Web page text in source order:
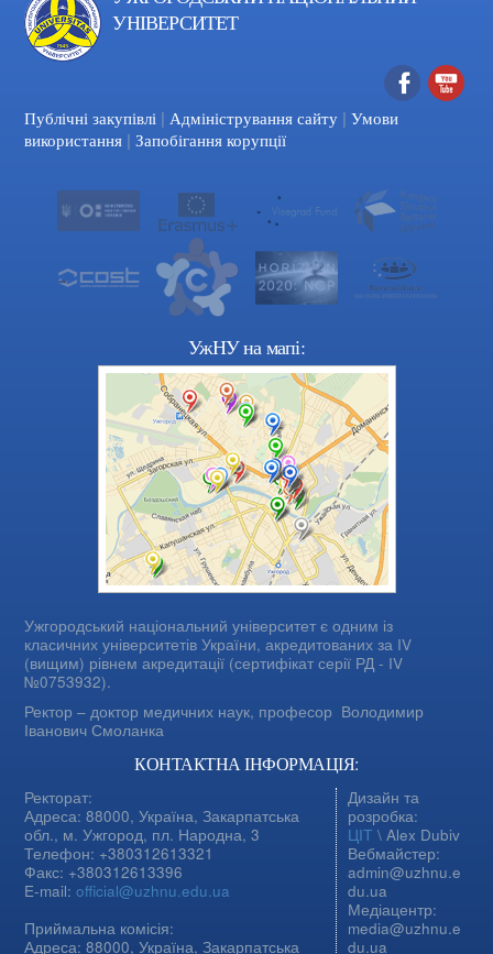
УНІВЕРСИТЕТ
Facebook
Публічні закупівлі | Адміністрування сайту | Умови
використання | Запобігання корупції
УжНУ на мапі:
Ужгородський національний університет є одним із
класичних університетів України, акредитованих за IV
(вищим) рівнем акредитації (сертифікат серії РД - IV
№0753932).
Ректор – доктор медичних наук, професор Володимир
Іванович Смоланка
КОНТАКТНА ІНФОРМАЦІЯ:
Ректорат:
Адреса: 88000, Україна, Закарпатська
обл., м. Ужгород, пл. Народна, 3
Телефон: +380312613321
Факс: +380312613396
E-mail:official@uzhnu.edu.ua
Приймальна комісія:
Адреса: 88000, Україна, Закарпатська
Дизайн та
розробка:
ЦІТ \ Alex Dubiv
Вебмайстер:
admin@uzhnu.e
du.ua
Медіацентр:
media@uzhnu.e
du.ua